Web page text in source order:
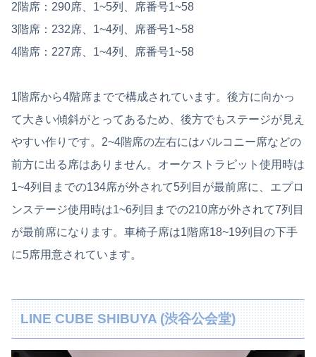
2階席：290席、1~5列、席番号1~58
3階席：232席、1~4列、席番号1~58
4階席：227席、1~4列、席番号1~58
1階席から4階席までで構成されています。後方に向かっ
て大きい傾斜がとってあるため、後方でもステージが見え
やすい作りです。2~4階席の左右にはバルコニー席などの
前方に出る席はありません。オーケストラピット使用時は
1~4列目までの134席が外されて5列目が最前席に、エプロ
ンステージ使用時は1~6列目までの210席が外されて7列目
が最前席になります。車椅子席は1階席18~19列目の下手
に5席用意されています。
LINE CUBE SHIBUYA (渋谷公会堂)